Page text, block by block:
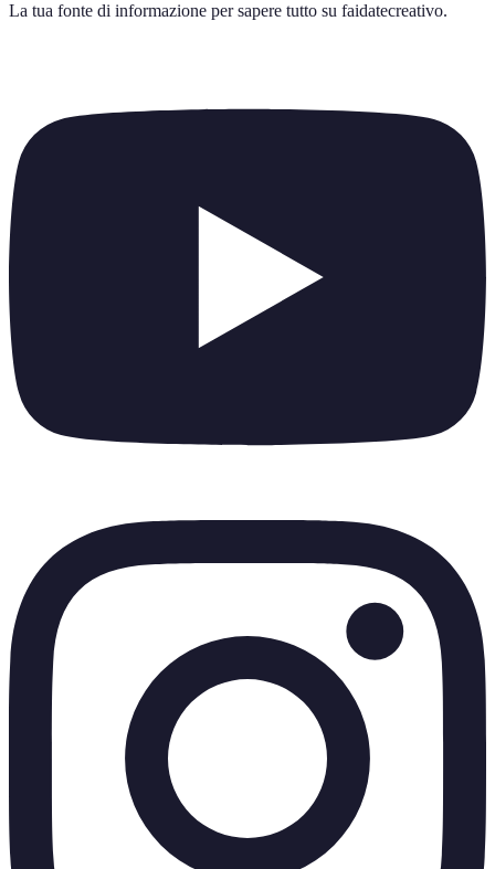
La tua fonte di informazione per sapere tutto su faidatecreativo.